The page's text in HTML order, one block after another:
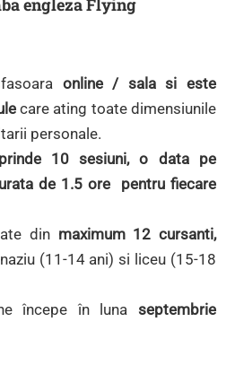
engleza Flying
online / sala si este
care ating toate dimensiunile
personale.
10 sesiuni, o data pe
de 1.5 ore pentru fiecare
din maximum 12 cursanti,
(11-14 ani) si liceu (15-18
începe în luna septembrie